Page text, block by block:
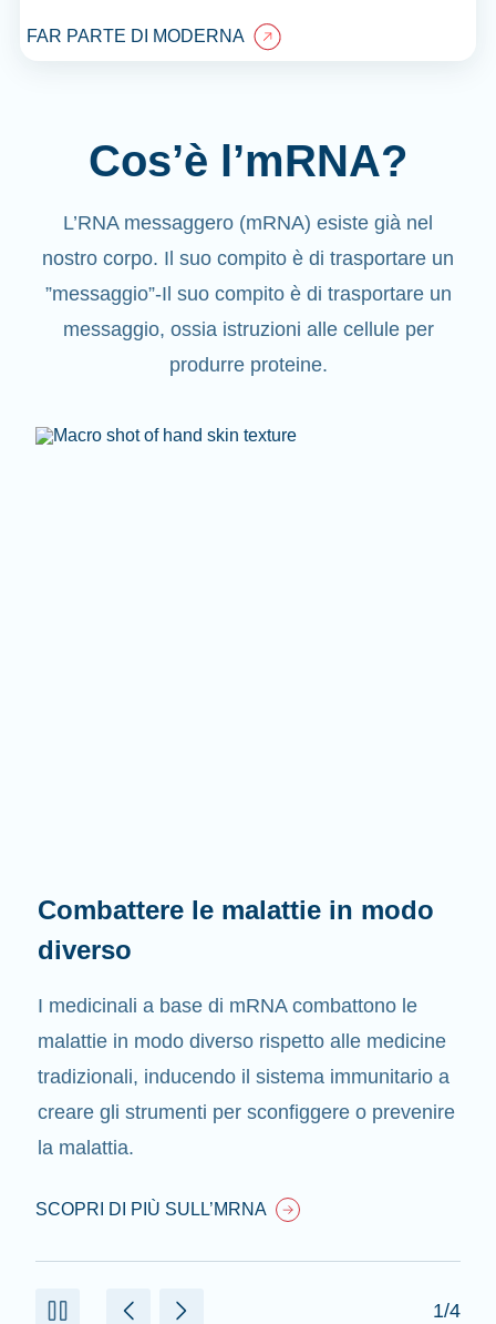
FAR PARTE DI MODERNA
Cos’è l’mRNA?
L’RNA messaggero (mRNA) esiste già nel
nostro corpo. Il suo compito è di trasportare un
”messaggio”-Il suo compito è di trasportare un
messaggio, ossia istruzioni alle cellule per
produrre proteine.
Combattere le malattie in modo
diverso
I medicinali a base di mRNA combattono le
malattie in modo diverso rispetto alle medicine
tradizionali, inducendo il sistema immunitario a
creare gli strumenti per sconfiggere o prevenire
la malattia.
SCOPRI DI PIÙ SULL’MRNA
1/4